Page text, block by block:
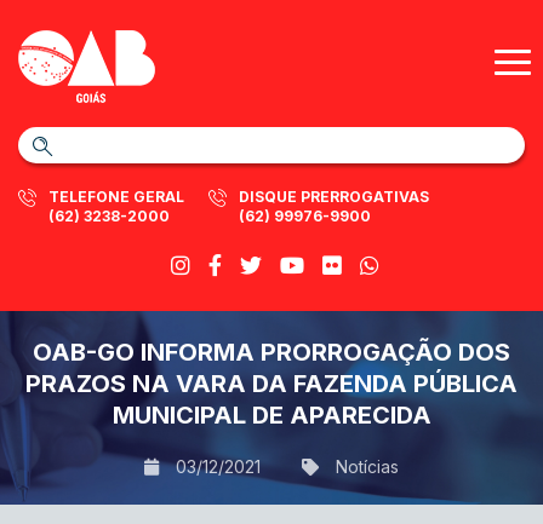
TELEFONE GERAL
(62) 3238-2000
DISQUE PRERROGATIVAS
(62) 99976-9900
OAB-GO INFORMA PRORROGAÇÃO DOS
PRAZOS NA VARA DA FAZENDA PÚBLICA
MUNICIPAL DE APARECIDA
03/12/2021 Notícias